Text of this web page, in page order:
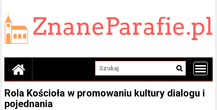
content
Rola Kościoła w promowaniu kultury dialogu i
pojednania